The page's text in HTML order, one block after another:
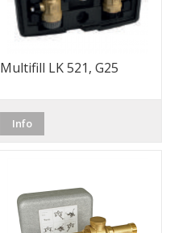
Multifill LK 521, G25
Info